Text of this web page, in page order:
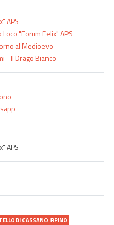
APS
"Forum Felix" APS
al Medioevo
- Il Drago Bianco
APS
DI CASSANO IRPINO